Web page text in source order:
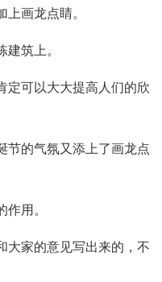
上画龙点睛。
建筑上。
定可以大大提高人们的欣
节的气氛又添上了画龙点
作用。
大家的意见写出来的，不